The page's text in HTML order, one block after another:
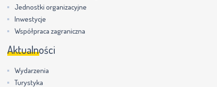
Jednostki organizacyjne
Inwestycje
Współpraca zagraniczna
Aktualności
Wydarzenia
Turystyka